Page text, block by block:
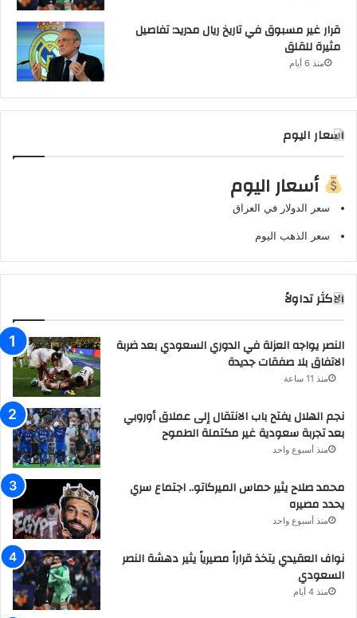
قرار غير مسبوق في تاريخ ريال مدريد: تفاصيل
مثيرة للقلق
منذ 6 أيام
اسعار اليوم
أسعار اليوم
سعر الدولار في العراق
سعر الذهب اليوم
الاكثر تداولاً
النصر يواجه العزلة في الدوري السعودي بعد ضربة
الاتفاق بلا صفقات جديدة
منذ 11 ساعة
نجم الهلال يفتح باب الانتقال إلى عملاق أوروبي
بعد تجربة سعودية غير مكتملة الطموح
منذ أسبوع واحد
محمد صلاح يثير حماس الميركاتو.. اجتماع سري
يحدد مصيره
منذ أسبوع واحد
نواف العقيدي يتخذ قراراً مصيرياً يثير دهشة النصر
السعودي
منذ 4 أيام